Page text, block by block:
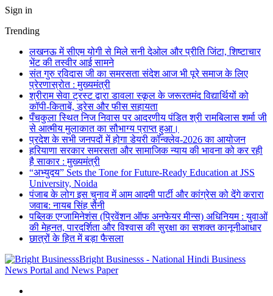
Sign in
Trending
लखनऊ में सीएम योगी से मिले सनी देओल और प्रीति जिंटा, शिष्टाचार
भेंट की तस्वीर आई सामने
संत गुरु रविदास जी का समरसता संदेश आज भी पूरे समाज के लिए
प्रेरणास्रोत : मुख्यमंत्री
श्रीराम सेवा ट्रस्ट द्वारा डावला स्कूल के जरूरतमंद विद्यार्थियों को
कॉपी-किताबें, ड्रेस और फीस सहायता
पँचकुला स्थित निज निवास पर आदरणीय पंडित श्री रामबिलास शर्मा जी
से आत्मीय मुलाकात का सौभाग्य प्राप्त हुआ।
प्रदेश के सभी जनपदों में होगा डेयरी कॉन्क्लेव-2026 का आयोजन
हरियाणा सरकार समरसता और सामाजिक न्याय की भावना को कर रही
है साकार : मुख्यमंत्री
“अभ्युदय” Sets the Tone for Future-Ready Education at JSS
University, Noida
पंजाब के लोग इस चुनाव में आम आदमी पार्टी और कांग्रेस को देंगे करारा
जवाब: नायब सिंह सैनी
पब्लिक एग्जामिनेशंस (प्रिवेंशन ऑफ अनफेयर मीन्स) अधिनियम : युवाओं
की मेहनत, पारदर्शिता और विश्वास की सुरक्षा का सशक्त कानूनीआधार
छात्रों के हित में बड़ा फैसला
Bright Businesss - National Hindi Business
News Portal and News Paper